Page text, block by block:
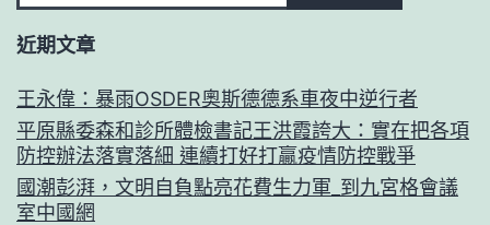
近期文章
王永偉：暴雨OSDER奧斯德德系車夜中逆行者
平原縣委森和診所體檢書記王洪霞誇大：實在把各項
防控辦法落實落細 連續打好打贏疫情防控戰爭
國潮彭湃，文明自負點亮花費生力軍_到九宮格會議
室中國網